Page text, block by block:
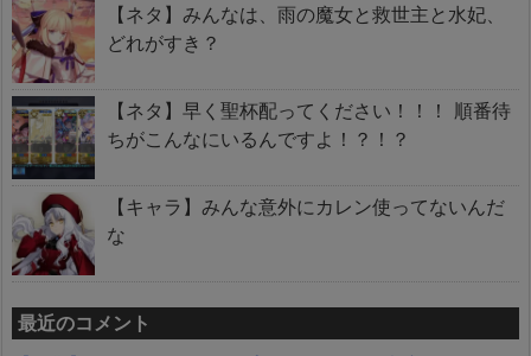
【ネタ】みんなは、雨の魔女と救世主と水妃、
どれがすき？
【ネタ】早く聖杯配ってください！！！ 順番待
ちがこんなにいるんですよ！？！？
【キャラ】みんな意外にカレン使ってないんだ
な
最近のコメント